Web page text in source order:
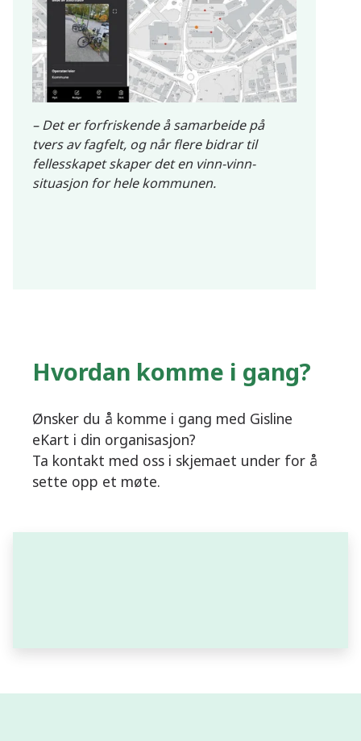
– Det er forfriskende å samarbeide på
tvers av fagfelt, og når flere bidrar til
fellesskapet skaper det en vinn-vinn-
situasjon for hele kommunen.
Hvordan komme i gang?
Ønsker du å komme i gang med Gisline
eKart i din organisasjon?
Ta kontakt med oss i skjemaet under for å
sette opp et møte.